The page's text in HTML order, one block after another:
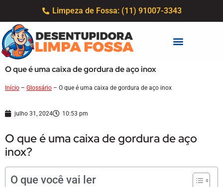
Limpeza de Fossa: (11) 91007-3343
O que é uma caixa de gordura de aço inox
Início – Glossário – O que é uma caixa de gordura de aço inox
julho 31, 2024 10:53 pm
O que é uma caixa de gordura de aço
inox?
O que você vai ler